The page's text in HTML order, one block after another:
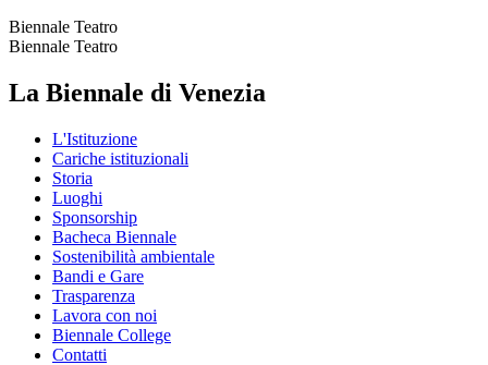
Biennale Teatro
Biennale Teatro
La Biennale di Venezia
L'Istituzione
Cariche istituzionali
Storia
Luoghi
Sponsorship
Bacheca Biennale
Sostenibilità ambientale
Bandi e Gare
Trasparenza
Lavora con noi
Biennale College
Contatti